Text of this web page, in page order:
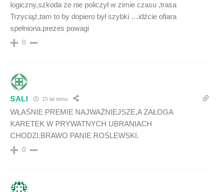
logiczny,szkoda że nie policzył w zimie czasu ,trasa
Trzyciąż,tam to by dopiero był szybki …idźcie ofiara
spełniona.prezes powagi
0
SALI 15 lat temu
WŁAŚNIE PREMIE NAJWAŻNIEJSZE,A ZAŁOGA
KARETEK W PRYWATNYCH UBRANIACH
CHODZI.BRAWO PANIE ROŚLEWSKI.
0